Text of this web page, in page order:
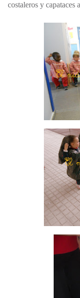
costaleros y capataces